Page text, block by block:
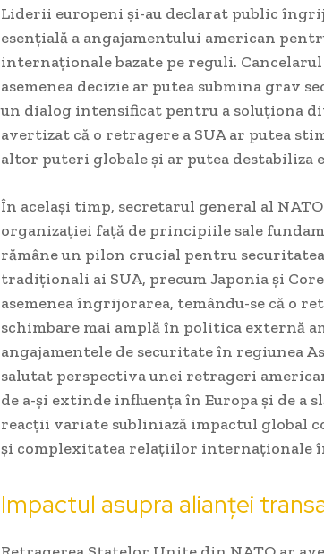
Liderii europeni și-au declarat public
esențială a angajamentului american
internaționale bazate pe reguli.
asemenea decizie ar putea submina grav
un dialog intensificat pentru a soluționa
avertizat că o retragere a SUA ar putea
altor puteri globale și ar putea destabiliza
În același timp, secretarul general al
organizației față de principiile sale
rămâne un pilon crucial pentru
tradiționali ai SUA, precum Japonia și
asemenea îngrijorarea, temându-se că o
schimbare mai amplă în politica externă
angajamentele de securitate în regiunea
salutat perspectiva unei retrageri
de a-și extinde influența în Europa și de a
reacții variate subliniază impactul global
și complexitatea relațiilor internaționale
Impactul asupra alianței